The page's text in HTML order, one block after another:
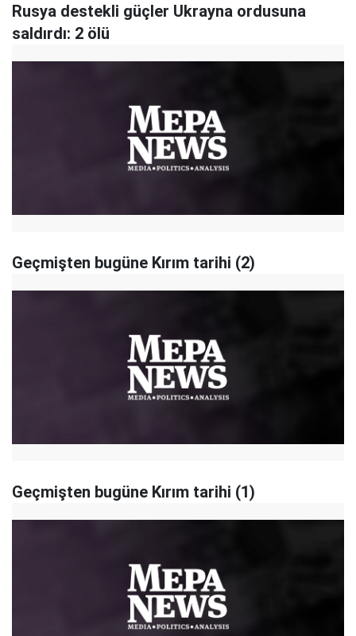
Rusya destekli güçler Ukrayna ordusuna
saldırdı: 2 ölü
Geçmişten bugüne Kırım tarihi (2)
Geçmişten bugüne Kırım tarihi (1)